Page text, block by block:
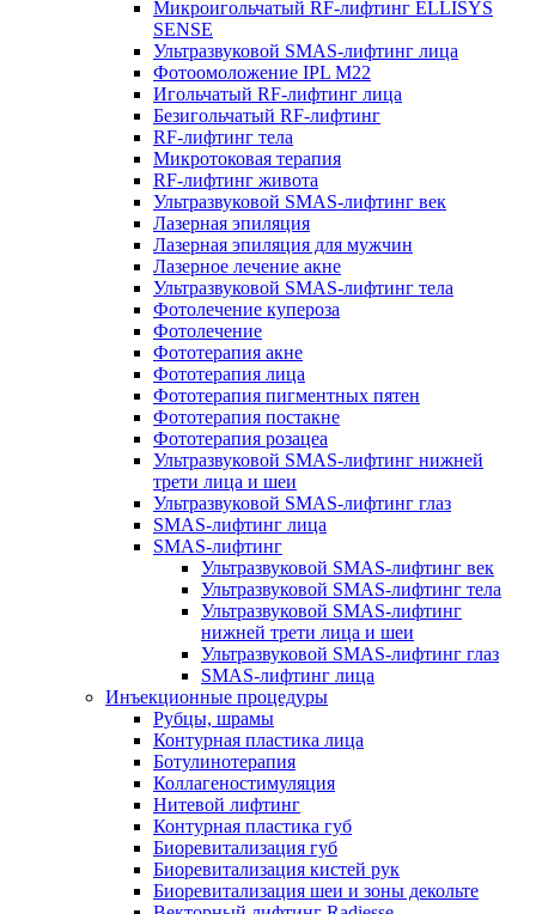
Микроигольчатый RF-лифтинг ELLISYS
SENSE
Ультразвуковой SMAS-лифтинг лица
Фотоомоложение IPL M22
Игольчатый RF-лифтинг лица
Безигольчатый RF-лифтинг
RF-лифтинг тела
Микротоковая терапия
RF-лифтинг живота
Ультразвуковой SMAS-лифтинг век
Лазерная эпиляция
Лазерная эпиляция для мужчин
Лазерное лечение акне
Ультразвуковой SMAS-лифтинг тела
Фотолечение купероза
Фотолечение
Фототерапия акне
Фототерапия лица
Фототерапия пигментных пятен
Фототерапия постакне
Фототерапия розацеа
Ультразвуковой SMAS-лифтинг нижней
трети лица и шеи
Ультразвуковой SMAS-лифтинг глаз
SMAS-лифтинг лица
SMAS-лифтинг
Ультразвуковой SMAS-лифтинг век
Ультразвуковой SMAS-лифтинг тела
Ультразвуковой SMAS-лифтинг
нижней трети лица и шеи
Ультразвуковой SMAS-лифтинг глаз
SMAS-лифтинг лица
Инъекционные процедуры
Рубцы, шрамы
Контурная пластика лица
Ботулинотерапия
Коллагеностимуляция
Нитевой лифтинг
Контурная пластика губ
Биоревитализация губ
Биоревитализация кистей рук
Биоревитализация шеи и зоны декольте